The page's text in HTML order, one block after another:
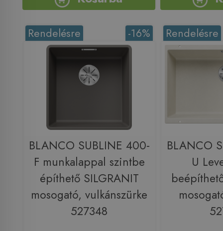
-16%
Rendelésre
BLANCO SUBLINE 400-
F munkalappal szintbe
építhető SILGRANIT
mosogató, vulkánszürke
527348
Rendelésre
BLANCO
U